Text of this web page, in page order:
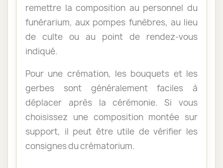
remettre la composition au personnel du
funérarium, aux pompes funèbres, au lieu
de culte ou au point de rendez-vous
indiqué.
Pour une crémation, les bouquets et les
gerbes sont généralement faciles à
déplacer après la cérémonie. Si vous
choisissez une composition montée sur
support, il peut être utile de vérifier les
consignes du crématorium.